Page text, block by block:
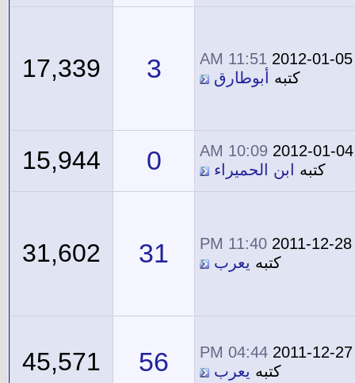
2012-01-05
11:51 AM
كتبه
أبوطارق 3
17,339
2012-01-04
10:09 AM
كتبه
ابن الحميراء 0
15,944
2011-12-28
11:40 PM
كتبه يعرب 31
31,602
2011-12-27
04:44 PM
كتبه يعرب 56
45,571